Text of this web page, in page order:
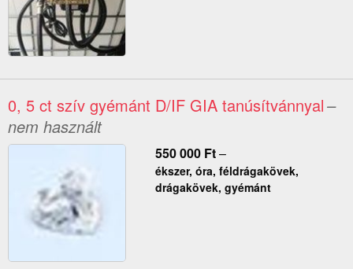
0, 5 ct szív gyémánt D/IF GIA tanúsítvánnyal–
nem használt
550 000 Ft–
ékszer, óra, féldrágakövek,
drágakövek, gyémánt